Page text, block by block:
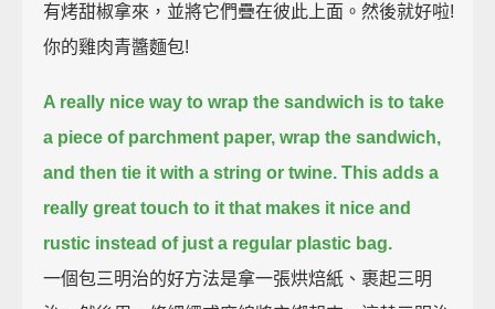
有烤甜椒拿來，並將它們疊在彼此上面。然後就好啦!
你的雞肉青醬麵包!
A really nice way to wrap the sandwich is to take
a piece of parchment paper, wrap the sandwich,
and then tie it with a string or twine. This adds a
really great touch to it that makes it nice and
rustic instead of just a regular plastic bag.
一個包三明治的好方法是拿一張烘焙紙、裹起三明